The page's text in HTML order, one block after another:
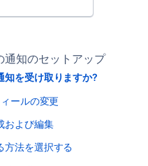
通知のセットアップ
知を受け取りますか?
ールの変更
および編集
方法を選択する